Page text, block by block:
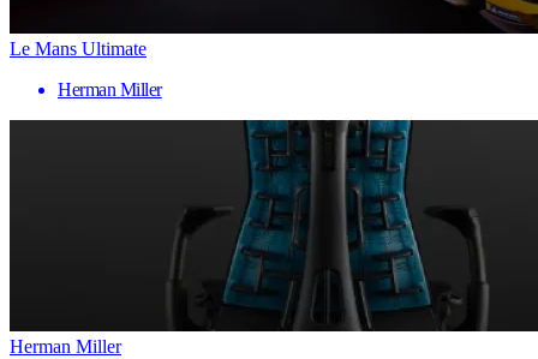
Le Mans Ultimate
Herman Miller
Herman Miller